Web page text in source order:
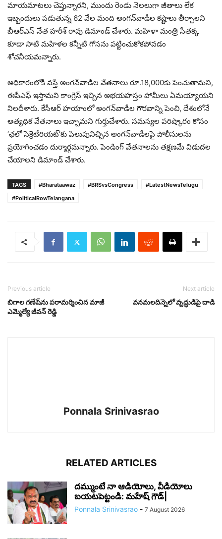
మాయమాటలు చెప్తున్నారని, ముందు రెండు నెలలుగా జీతాలు లేక
ఇబ్బందులు పడుతున్న 62 వేల మంది అంగన్‌వాడీల కష్టాలు తీర్చాలని
బీఆర్ఎస్ నేత హరీశ్ రావు డిమాండ్ చేశారు. మహిళా మంత్రి సీతక్క
కూడా సాటి మహిళల కన్నీటి గోసను పట్టించుకోకపోవడం
శోచనీయమన్నారు.
అధికారంలోకి వస్తే అంగన్‌వాడీల వేతనాలు రూ.18,000కు పెంచుతామని,
ఈపీఎఫ్ ఇస్తామని కాంగ్రెస్ ఇచ్చిన అభయహస్తం హామీలు ఏమయ్యాయని
నిలదీశారు. కేసీఆర్ హయాంలో అంగన్‌వాడీల గౌరవాన్ని పెంచి, దేశంలోనే
అత్యధిక వేతనాలు ఇచ్చామని గుర్తుచేశారు. సమస్యల పరిష్కారం కోసం
‘ఛలో సెక్రెటేరియట్’కు పిలుపునిచ్చిన అంగన్‌వాడీలపై పోలీసులను
ప్రయోగించడం దుర్మార్గమన్నారు. పెండింగ్ వేతనాలను తక్షణమే విడుదల
చేయాలని డిమాండ్ చేశారు.
TAGS #Bharataawaz #BRSvsCongress
#LatestNewsTelugu
#PoliticalRowTelangana
Previous article
బిగాల గణేష్‌ను పరామర్శించిన మాజీ
ఎమ్మెల్యే జీవన్ రెడ్డి
Next article
వనమలదిన్నెలో వృద్ధుడిపై దాడి
Ponnala Srinivasrao
RELATED ARTICLES
దమ్ముంటే నా ఆడియోలు, వీడియోలు
బయటపెట్టండి: మహేష్ గౌడ్|
Ponnala Srinivasrao - 7 August 2026